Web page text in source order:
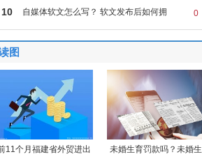
0
10 自媒体软文怎么写？ 软文发布后如何拥
图
11个月福建省外贸进出
未婚生育罚款吗？未婚生